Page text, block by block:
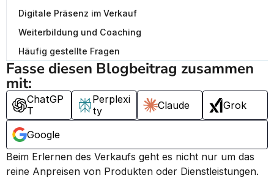
Digitale Präsenz im Verkauf
Weiterbildung und Coaching
Häufig gestellte Fragen
Fasse diesen Blogbeitrag zusammen
mit:
ChatGP
T
Perplexi
ty
Claude Grok
Google
Beim Erlernen des Verkaufs geht es nicht nur um das
reine Anpreisen von Produkten oder Dienstleistungen.